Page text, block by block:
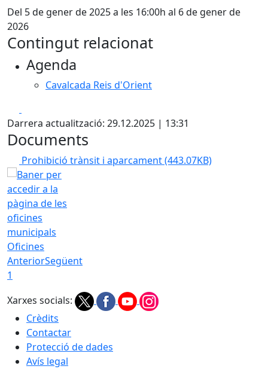
Del 5 de gener de 2025 a les 16:00h al 6 de gener de
2026
Contingut relacionat
Agenda
Cavalcada Reis d'Orient
Darrera actualització: 29.12.2025 | 13:31
Documents
Prohibició trànsit i aparcament(443.07KB)
Oficines
AnteriorSegüent
1
Xarxes socials:
Crèdits
Contactar
Protecció de dades
Avís legal